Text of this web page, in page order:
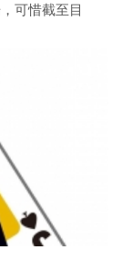
可惜截至目